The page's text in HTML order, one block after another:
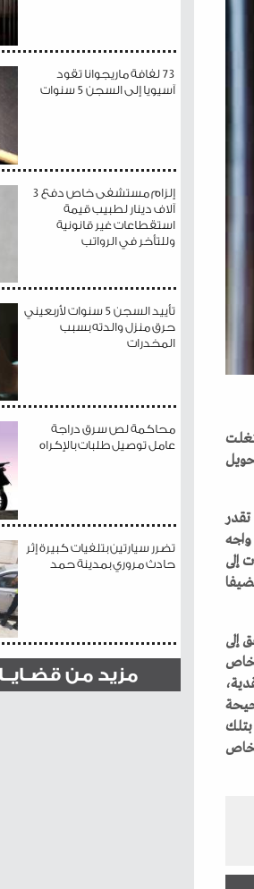
وتعود‭ ‬تفاصيل‭ ‬القضية‭ ‬عندما‭ ‬أبلغ‭ ‬ابن‭ ‬المجني‭ ‬عليه‭ ‬أنه‭ ‬اكتشف‭ ‬تحويل‭ ‬مبالغ‭ ‬مالية‭ ‬كبيرة‭ ‬من‭ ‬حساب‭ ‬والده‭ ‬المجني‭ ‬عليه‭ ‬تقدر‭
73 لفافة ماريجوانا تقود
آسيويا إلى السجن 5 سنوات
إلزام مستشفى خاص دفع 3
آلاف دينار لطبيب قيمة
استقطاعات غير قانونية
وللتأخر في الرواتب
تأييد السجن 5 سنوات لأربعيني
حرق منزل والدته بسبب
المخدرات
محاكمة لص سرق دراجة
عامل توصيل طلبات بالإكراه
تضرر سيارتين بتلفيات كبيرة إثر
حادث مروري بمدينة حمد
مزيد من